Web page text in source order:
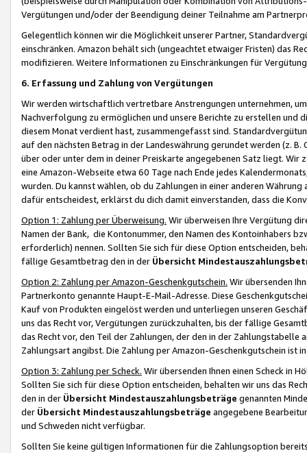
Vergütungen und/oder der Beendigung deiner Teilnahme am
Gelegentlich können wir die Möglichkeit unserer Partner,
einschränken. Amazon behält sich (ungeachtet etwaiger Fristen) das
modifizieren. Weitere Informationen zu Einschränkungen für
6. Erfassung und Zahlung von Vergütungen
Wir werden wirtschaftlich vertretbare Anstrengungen unternehmen,
Nachverfolgung zu ermöglichen und unsere Berichte zu erstellen und
diesem Monat verdient hast, zusammengefasst sind.
auf den nächsten Betrag in der Landeswährung gerundet werden (z.
über oder unter dem in deiner Preiskarte angegebenen Satz liegt.
eine Amazon-Webseite etwa 60 Tage nach Ende jedes
wurden. Du kannst wählen, ob du Zahlungen in einer anderen
dafür entscheidest, erklärst du dich damit einverstanden, dass die
Option 1: Zahlung per Überweisung. Wir überweisen Ihre Vergütung
Namen der Bank, die Kontonummer, den Namen des Kontoinhabers
erforderlich) nennen. Sollten Sie sich für diese Option entscheiden,
fällige Gesamtbetrag den in der Übersicht
Option 2: Zahlung per Amazon-Geschenkgutschein. Wir übersenden
Partnerkonto genannte Haupt-E-Mail-Adresse. Diese
Kauf von Produkten eingelöst werden und unterliegen unseren
uns das Recht vor, Vergütungen zurückzuhalten, bis der fällige
das Recht vor, den Teil der Zahlungen, der den in der
Zahlungsart angibst. Die Zahlung per Amazon-Geschenkgutschein ist
Option 3: Zahlung per Scheck. Wir übersenden Ihnen einen Scheck in
Sollten Sie sich für diese Option entscheiden, behalten wir uns das
den in der Übersicht Mindestauszahlungsbeträge genannten
der Übersicht Mindestauszahlungsbeträge angegebene
und Schweden nicht verfügbar.
Sollten Sie keine gültigen Informationen für die Zahlungsoption